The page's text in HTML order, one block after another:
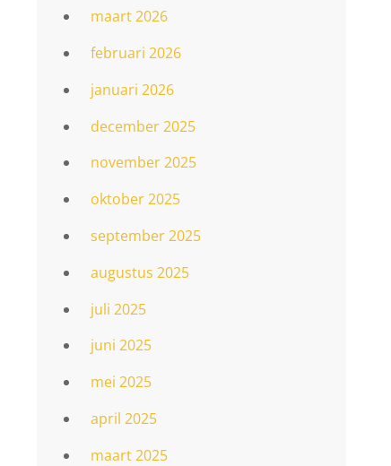
maart 2026
februari 2026
januari 2026
december 2025
november 2025
oktober 2025
september 2025
augustus 2025
juli 2025
juni 2025
mei 2025
april 2025
maart 2025